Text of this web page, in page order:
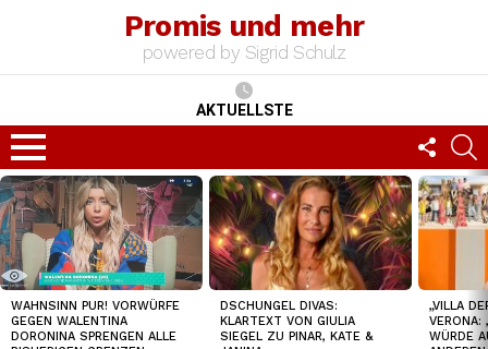
Promis und mehr
powered by Sigrid Schulz
AKTUELLSTE
Menu
US
TOP
NEWS
WAHNSINN PUR! VORWÜRFE
GEGEN WALENTINA
DORONINA SPRENGEN ALLE
DSCHUNGEL DIVAS:
KLARTEXT VON GIULIA
SIEGEL ZU PINAR, KATE &
„VILLA
VERONA:
WÜRDE